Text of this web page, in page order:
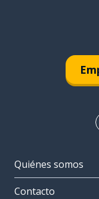
Quiénes somos
Contacto